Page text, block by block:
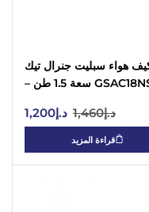
هواء سبليت جنرال تيك
GSAC18NS سعة 1.5 طن –
زعانف ذهبية، جهاز
تحكم عن بعد | ضمان كامل
لمدة عام + ضمان لمدة 5
سنوات على الضاغط
د.إ1,460 د.إ1,200
قراءة المزيد